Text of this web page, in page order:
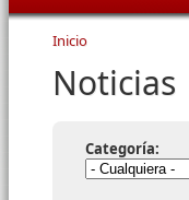
Se
Inicio
Noticias
Categoría: